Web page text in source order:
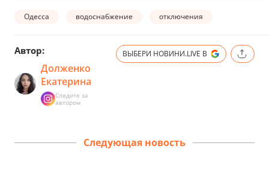
Одесса водоснабжение отключения
Автор:
Долженко
Екатерина
Следите за
автором
ВЫБЕРИ НОВИНИ.LIVE В
Следующая новость